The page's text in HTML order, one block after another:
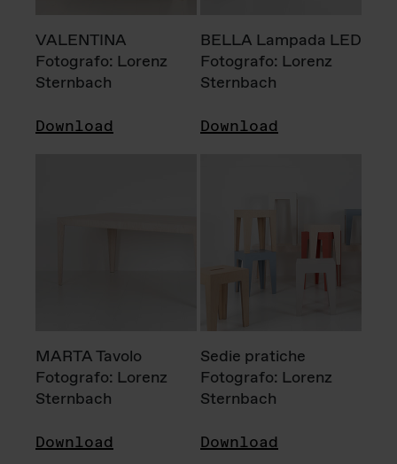
VALENTINA
Fotografo: Lorenz
Sternbach
Download
BELLA Lampada LED
Fotografo: Lorenz
Sternbach
Download
MARTA Tavolo
Fotografo: Lorenz
Sternbach
Download
Sedie pratiche
Fotografo: Lorenz
Sternbach
Download